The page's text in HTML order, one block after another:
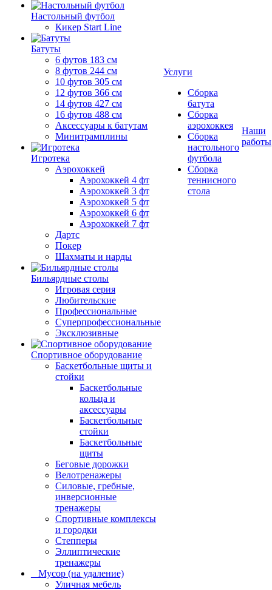
Настольный футбол
Кикер Start Line
Батуты
6 футов 183 см
8 футов 244 см
10 футов 305 см
12 футов 366 см
14 футов 427 см
16 футов 488 см
Аксессуары к батутам
Минитрамплины
Игротека
Аэрохоккей
Аэрохоккей 4 фт
Аэрохоккей 3 фт
Аэрохоккей 5 фт
Аэрохоккей 6 фт
Аэрохоккей 7 фт
Дартс
Покер
Шахматы и нарды
Бильярдные столы
Игровая серия
Любительские
Профессиональные
Суперпрофессиональные
Эксклюзивные
Спортивное оборудование
Баскетбольные щиты и
стойки
Баскетбольные
кольца и
аксессуары
Баскетбольные
стойки
Баскетбольные
щиты
Беговые дорожки
Велотренажеры
Силовые, гребные,
инверсионные
тренажеры
Спортивные комплексы
и городки
Степперы
Эллиптические
тренажеры
_ Мусор (на удаление)
Уличная мебель
Услуги
Сборка
батута
Сборка
аэрохоккея
Сборка
настольного
футбола
Сборка
теннисного
стола
Наши
работы